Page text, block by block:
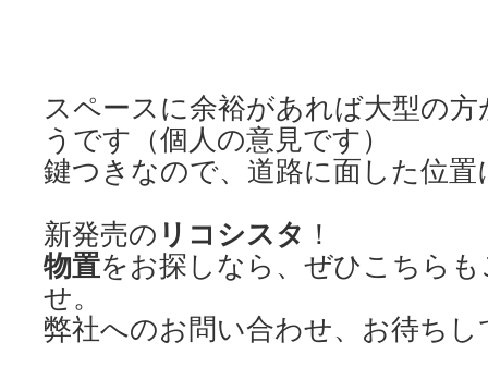
スペースに余裕があれば大型の
うです（個人の意見です）
鍵つきなので、道路に面した位
新発売の リコシスタ ！
物置をお探しなら、ぜひこちら
せ。
弊社へのお問い合わせ、お待ち